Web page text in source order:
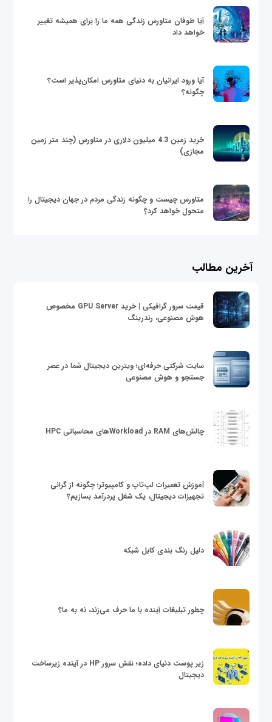
آیا طوفان متاورس زندگی همه ما را برای همیشه تغییر
خواهد داد
آیا ورود ایرانیان به دنیای متاورس امکان‌پذیر است؟
چگونه؟
خرید زمین 4.3 میلیون دلاری در متاورس (چند متر زمین
مجازی)
متاورس چیست و چگونه زندگی مردم در جهان دیجیتال را
متحول خواهد کرد؟
آخرین مطالب
قیمت سرور گرافیکی | خرید GPU Server مخصوص
هوش مصنوعی، رندرینگ
سایت شرکتی حرفه‌ای؛ ویترین دیجیتال شما در عصر
جستجو و هوش مصنوعی
چالش‌های RAM در Workloadهای محاسباتی HPC
آموزش تعمیرات لپ‌تاپ و کامپیوتر؛ چگونه از گرانی
تجهیزات دیجیتال، یک شغل پردرآمد بسازیم؟
دلیل رنگ بندی کابل شبکه
چطور تبلیغات آینده با ما حرف می‌زند، نه به ما؟
زیر پوست دنیای داده؛ نقش سرور HP در آینده زیرساخت
دیجیتال